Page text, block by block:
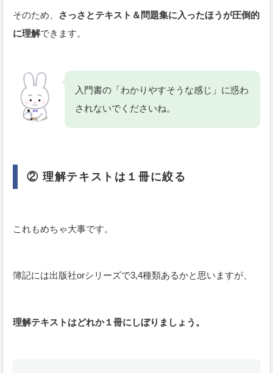
そのため、
さっさとテキスト＆問題集に入ったほうが圧倒的
に理解できます。
入門書の「わかりやすそうな感じ」に惑わ
されないでくださいね。
② 理解テキストは１冊に絞る
これもめちゃ大事です。
簿記には出版社orシリーズで3,4種類あるかと思いますが、
理解テキストはどれか１冊にしぼりましょう。